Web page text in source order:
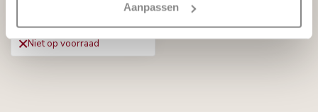
Aanpassen
€3,99
Niet op voorraad